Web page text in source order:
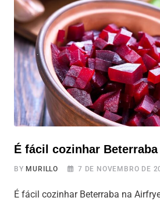
famoso quibe, perfeita para quem
vegetarianas e veganas desse
vamos unir o sabor da abóbora,
e um
É fácil cozinhar
BY MURILLO 7 DE NOVEMBRO DE
É fácil cozinhar Beterraba na